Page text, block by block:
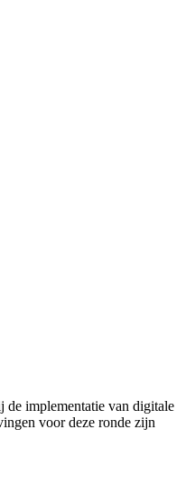
implementatie van digitale
voor deze ronde zijn